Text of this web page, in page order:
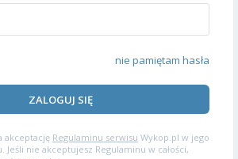
nie pamiętam hasła
ZALOGUJ SIĘ
akceptację Regulaminu serwisu Wykop.pl w jego
nie akceptujesz Regulaminu w całości,